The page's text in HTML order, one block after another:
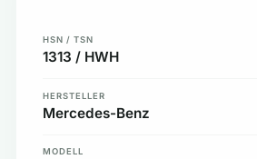
HSN / TSN
1313 / HWH
HERSTELLER
Mercedes-Benz
MODELL